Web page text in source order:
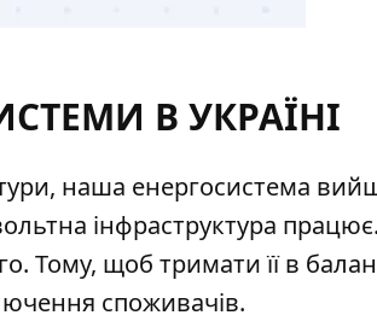
В УКРАЇНІ
наша енергосистема
інфраструктура
Тому, щоб тримати її в
споживачів.